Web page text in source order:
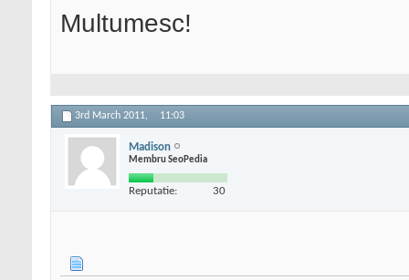
Multumesc!
3rd March 2011, 11:03
Madison
Membru SeoPedia
Reputatie: 30